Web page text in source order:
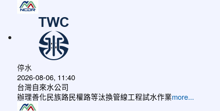
停水
2026-08-06, 11:40
台灣自來水公司
辦理善化民族路民權路等汰換管線工程試水作業more...